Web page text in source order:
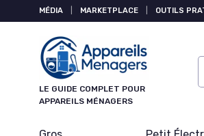
MÉDIA MARKETPLACE OUTILS
LE GUIDE COMPLET POUR
APPAREILS MÉNAGERS
Panneau de gestion des cookies